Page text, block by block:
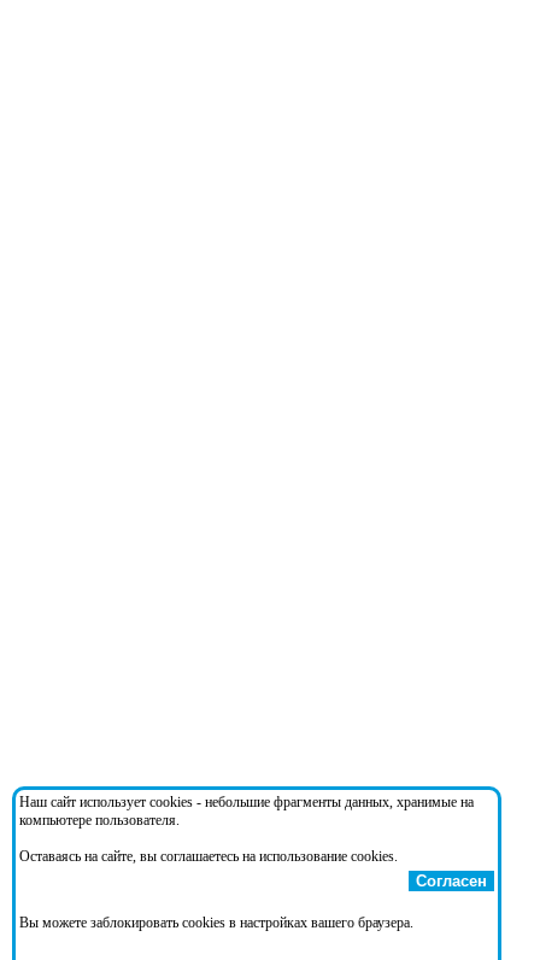
Наш сайт использует cookies - небольшие фрагменты данных, хранимые на
компьютере пользователя.
Оставаясь на сайте, вы соглашаетесь на использование cookies.
Согласен
Вы можете заблокировать cookies в настройках вашего браузера.